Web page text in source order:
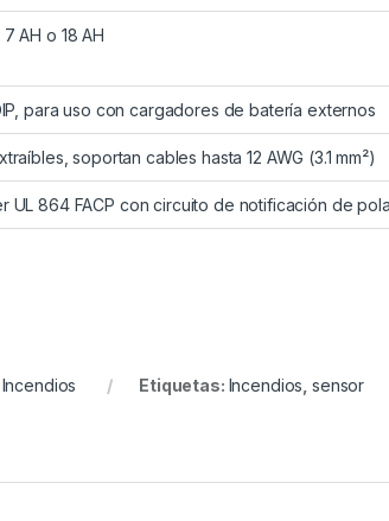
AH o 18 AH
para uso con cargadores de batería externos
soportan cables hasta 12 AWG (3.1 mm²)
UL 864 FACP con circuito de notificación de
Etiquetas: Incendios ,sensor